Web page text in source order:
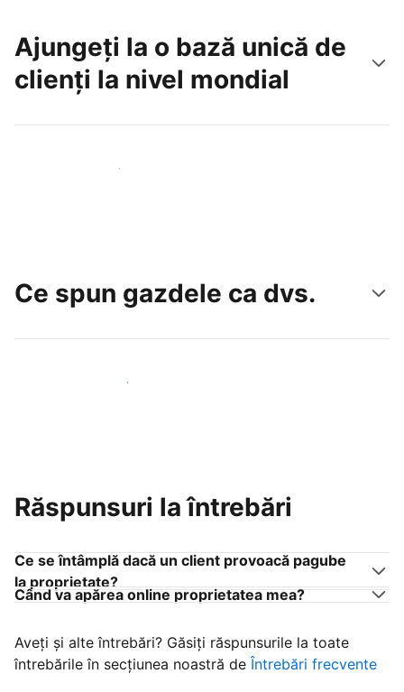
Ajungeți la o bază unică de
clienți la nivel mondial
Atrageți noi oaspeți astăzi
Ce spun gazdele ca dvs.
Alăturați-vă gazdelor ca dvs.
Răspunsuri la întrebări
Ce se întâmplă dacă un client provoacă pagube
la proprietate?
Când va apărea online proprietatea mea?
Aveți și alte întrebări? Găsiți răspunsurile la toate
întrebările în secțiunea noastră deÎntrebări frecvente